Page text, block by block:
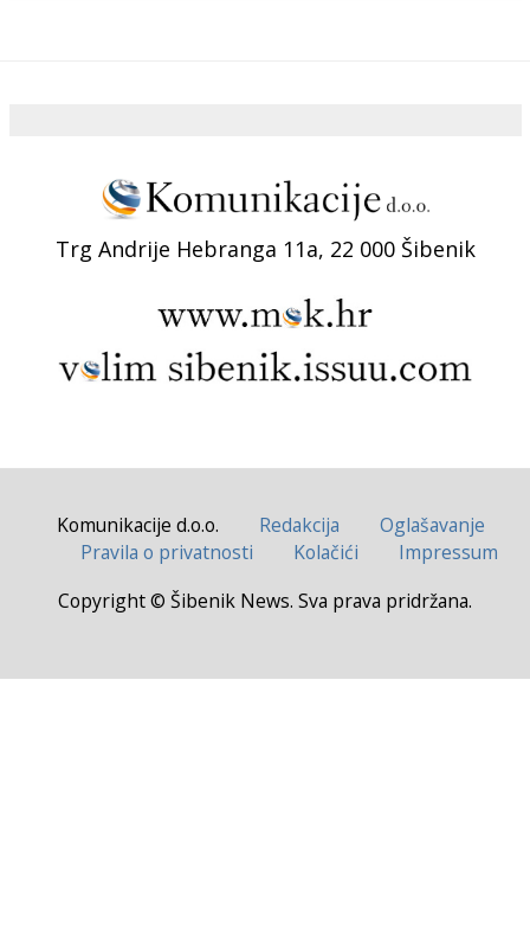
Trg Andrije Hebranga 11a, 22 000 Šibenik
Komunikacije d.o.o. Redakcija
Oglašavanje
Pravila o privatnosti
Kolačići
Impressum
Copyright © Šibenik News. Sva prava pridržana.